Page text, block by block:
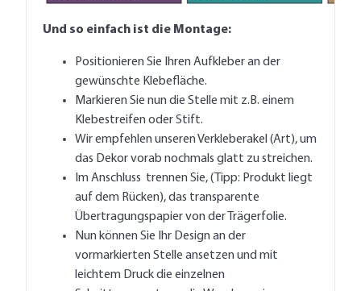
Und so einfach ist die Montage:
Positionieren Sie Ihren Aufkleber an der
gewünschte Klebefläche.
Markieren Sie nun die Stelle mit z.B. einem
Klebestreifen oder Stift.
Wir empfehlen unseren Verkleberakel (Art), um
das Dekor vorab nochmals glatt zu streichen.
Im Anschluss trennen Sie, (Tipp: Produkt liegt
auf dem Rücken), das transparente
Übertragungspapier von der Trägerfolie.
Nun können Sie Ihr Design an der
vormarkierten Stelle ansetzen und mit
leichtem Druck die einzelnen